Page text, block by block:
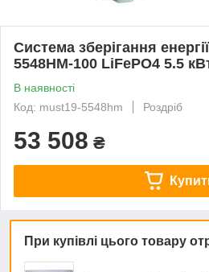
Система зберігання
5548НМ-100 LiFePO4 5.5
В наявності
Код: must19-5548hm
Роздріб
53 508 ₴
При купівлі цього товару